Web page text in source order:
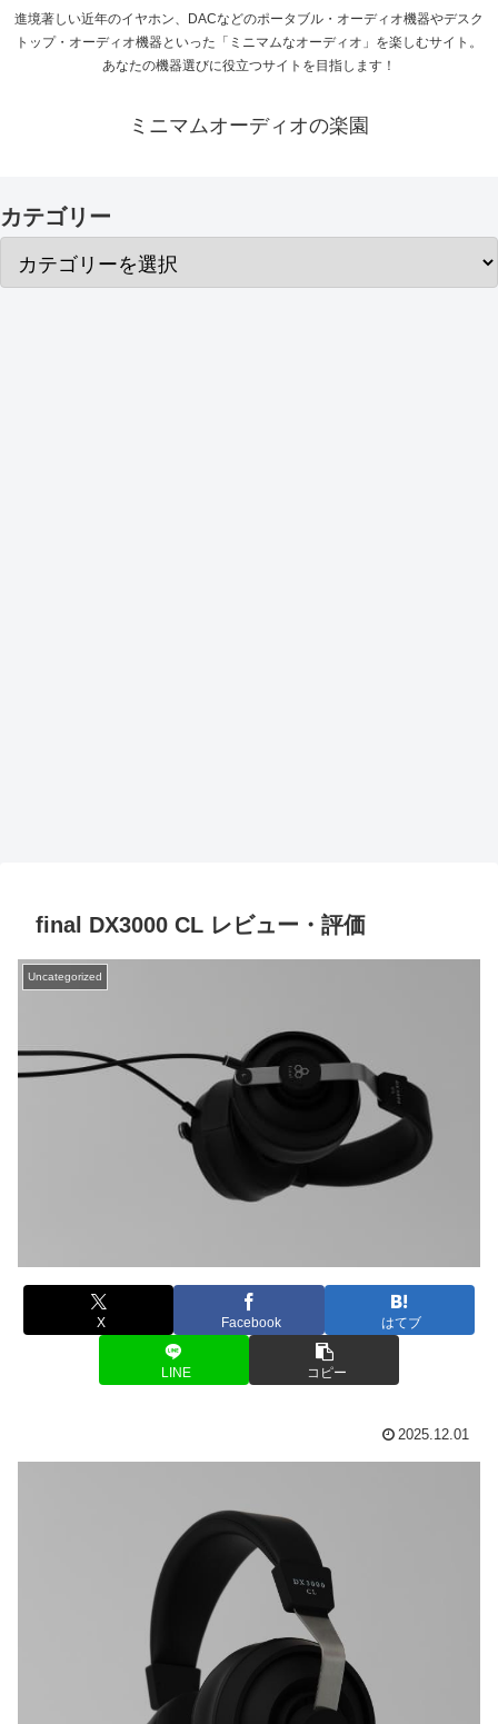
進境著しい近年のイヤホン、DACなどのポータブル・オーディオ機器やデスク
トップ・オーディオ機器といった「ミニマムなオーディオ」を楽しむサイト。
あなたの機器選びに役立つサイトを目指します！
ミニマムオーディオの楽園
カテゴリー
final DX3000 CL レビュー・評価
Uncategorized
X Facebook はてブ
LINE コピー
2025.12.01